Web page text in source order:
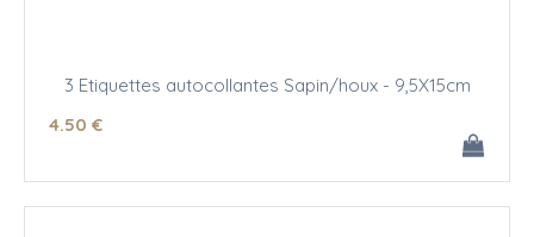
3 Etiquettes autocollantes Sapin/houx - 9,5X15cm
4.50 €